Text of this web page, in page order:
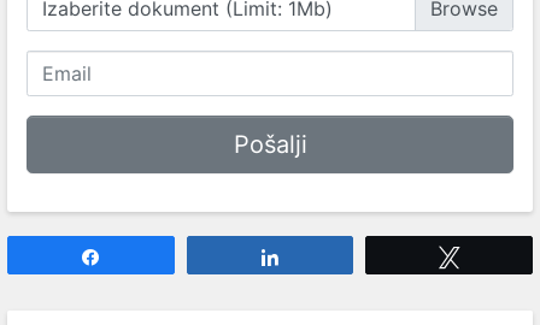
Izaberite dokument (Limit: 1Mb)